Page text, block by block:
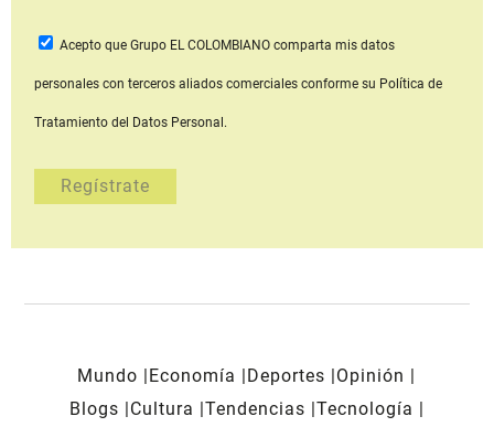
Acepto que Grupo EL COLOMBIANOcomparta mis datos
personales con terceros aliados comerciales conforme su Política de
Tratamiento del Datos Personal.
Mundo Economía Deportes
Opinión
Blogs
Cultura Tendencias Tecnología